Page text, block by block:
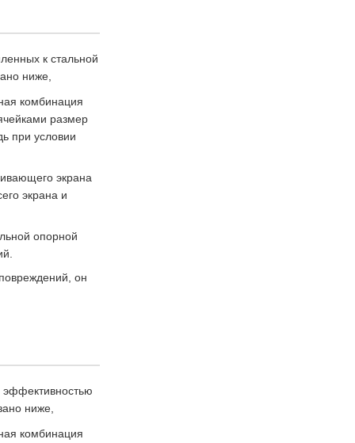
к стальной
ниже,
комбинация
размер
при условии
экрана
экрана и
опорной
он
ниже,
комбинация